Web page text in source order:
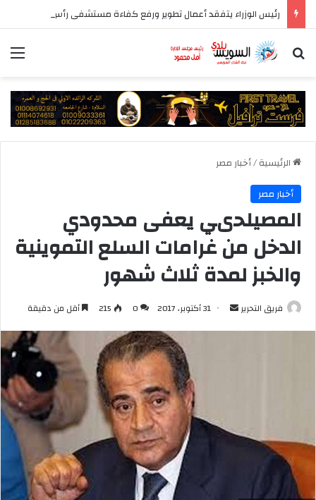
بحث عن
الرئيسية/أخبار مصر
أخبار مصر
المصيلحىي يعفى محدودي
الدخل من غرامات السلع التموينية
والخبز لمدة ثلاث شهور
فريق التحرير
أرسل 31 أكتوبر، 2017 0
215 أقل من دقيقة